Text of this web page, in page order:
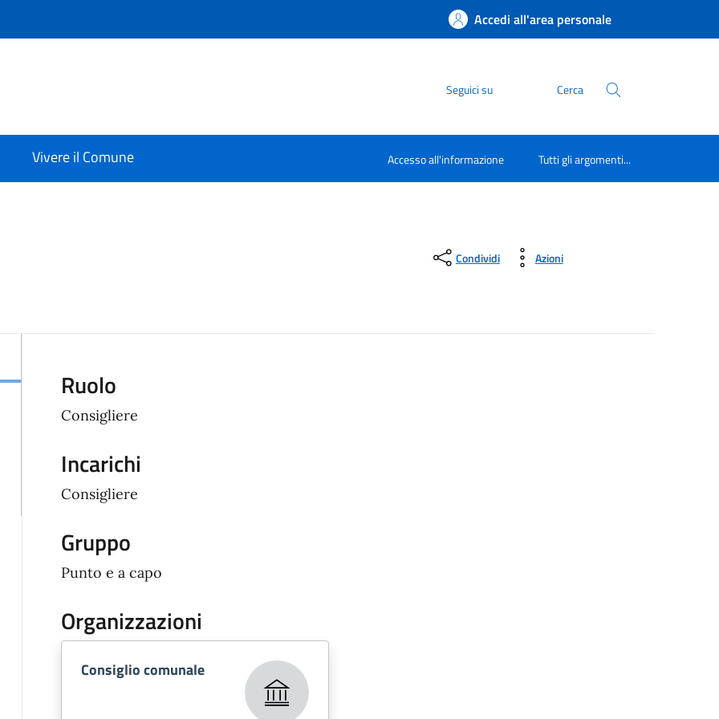
Accedi all'area personale
Seguici su Cerca
Vivere il Comune Accesso all'informazione Tutti gli argomenti...
Condividi Azioni
Ruolo
Consigliere
Incarichi
Consigliere
Gruppo
Punto e a capo
Organizzazioni
Consiglio comunale